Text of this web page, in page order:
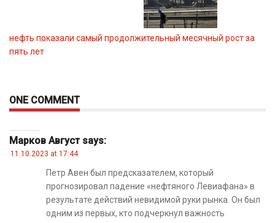
нефть показали самый продолжительный месячный рост за
пять лет
ONE COMMENT
Марков Август says:
11.10.2023 at 17:44
Петр Авен был предсказателем, который
прогнозировал падение «нефтяного Левиафана» в
результате действий невидимой руки рынка. Он был
одним из первых, кто подчеркнул важность